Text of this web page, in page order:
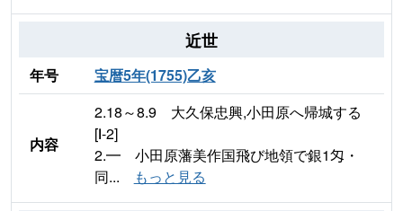
近世
年号 宝暦5年(1755)乙亥
内容
2.18～8.9 大久保忠興,小田原へ帰城する
[Ⅰ-2]
2.━ 小田原藩美作国飛び地領で銀1匁・
同...
もっと見る